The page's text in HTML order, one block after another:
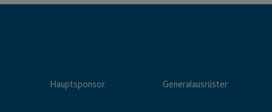
Hauptsponsor Generalausrüster